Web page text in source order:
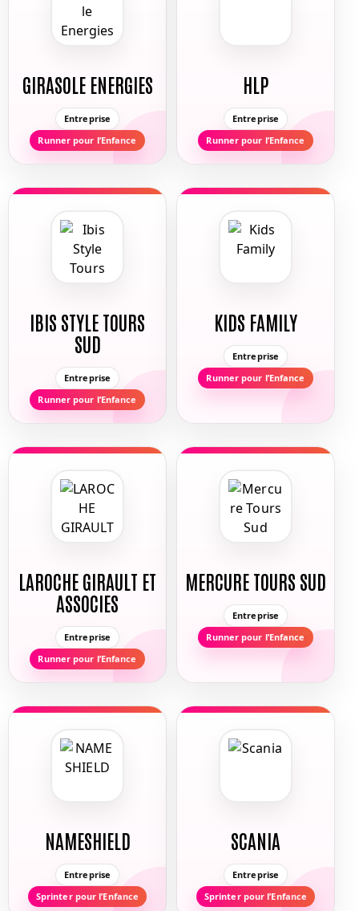
GIRASOLE ENERGIES
Entreprise
Runner pour l’Enfance
HLP
Entreprise
Runner pour l’Enfance
IBIS STYLE TOURS
SUD
Entreprise
Runner pour l’Enfance
KIDS FAMILY
Entreprise
Runner pour l’Enfance
LAROCHE GIRAULT ET
ASSOCIES
Entreprise
Runner pour l’Enfance
MERCURE TOURS SUD
Entreprise
Runner pour l’Enfance
NAMESHIELD
Entreprise
Sprinter pour l’Enfance
SCANIA
Entreprise
Sprinter pour l’Enfance